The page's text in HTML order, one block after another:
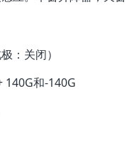
：关闭）
140G和-140G